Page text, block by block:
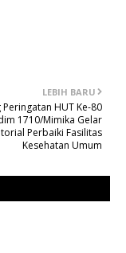
LEBIH BARU
Peringatan HUT Ke-80
1710/Mimika Gelar
Perbaiki Fasilitas
Kesehatan Umum